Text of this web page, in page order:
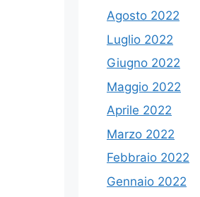
Agosto 2022
Luglio 2022
Giugno 2022
Maggio 2022
Aprile 2022
Marzo 2022
Febbraio 2022
Gennaio 2022